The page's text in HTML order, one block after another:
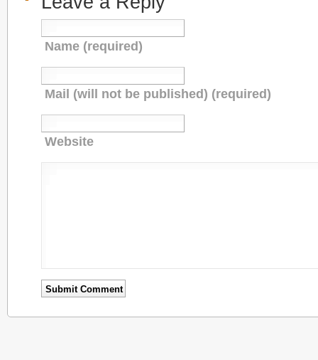
Name (required)
Mail (will not be published) (required)
Website